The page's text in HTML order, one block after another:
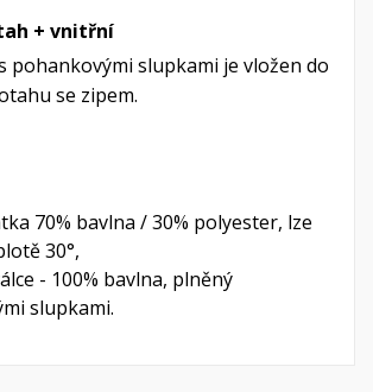
+ vnitřní
pohankovými slupkami je vložen do
se zipem.
70% bavlna / 30% polyester, lze
30°,
- 100% bavlna, plněný
slupkami.